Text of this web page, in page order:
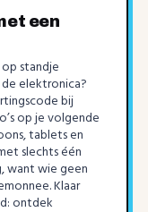
een
standje
elektronica?
bij
op je volgende
tablets en
slechts één
want wie geen
Klaar
ontdek